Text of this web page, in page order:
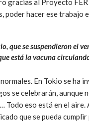
gracias al Proyecto
poder hacer ese
que se suspendieron el
está la vacuna
En Tokio se ha
se celebrarán, aunque
Todo eso está en el
que se pueda